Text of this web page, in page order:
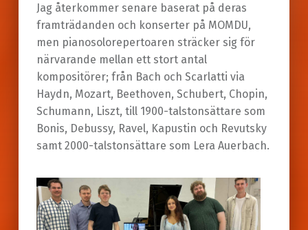
Jag återkommer senare baserat på deras
framträdanden och konserter på MOMDU,
men pianosolorepertoaren sträcker sig för
närvarande mellan ett stort antal
kompositörer; från Bach och Scarlatti via
Haydn, Mozart, Beethoven, Schubert, Chopin,
Schumann, Liszt, till 1900-talstonsättare som
Bonis, Debussy, Ravel, Kapustin och Revutsky
samt 2000-talstonsättare som Lera Auerbach.